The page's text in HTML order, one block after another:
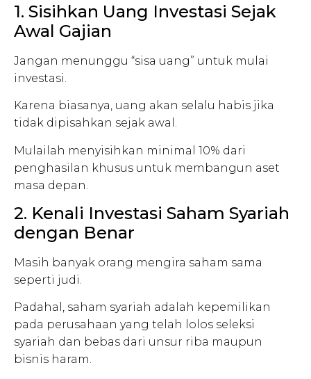
1. Sisihkan Uang Investasi Sejak
Awal Gajian
Jangan menunggu “sisa uang” untuk mulai
investasi.
Karena biasanya, uang akan selalu habis jika
tidak dipisahkan sejak awal.
Mulailah menyisihkan minimal 10% dari
penghasilan khusus untuk membangun aset
masa depan.
2. Kenali Investasi Saham Syariah
dengan Benar
Masih banyak orang mengira saham sama
seperti judi.
Padahal, saham syariah adalah kepemilikan
pada perusahaan yang telah lolos seleksi
syariah dan bebas dari unsur riba maupun
bisnis haram.